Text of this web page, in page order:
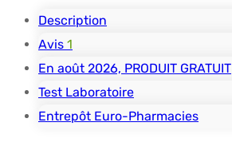
Description
Avis 1
En août 2026, PRODUIT GRATUIT
Test Laboratoire
Entrepôt Euro-Pharmacies